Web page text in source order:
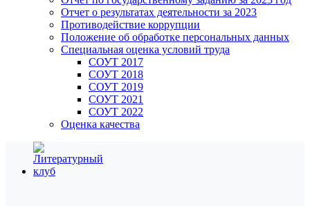
Отчет о результатах деятельности за 2023
Противодействие коррупции
Положение об обработке персональных данных
Специальная оценка условий труда
СОУТ 2017
СОУТ 2018
СОУТ 2019
СОУТ 2021
СОУТ 2022
Оценка качества